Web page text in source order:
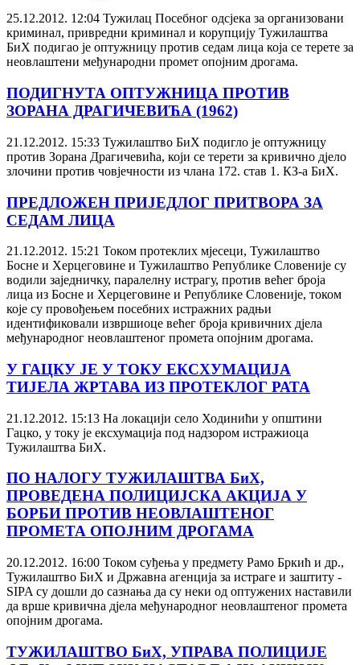
25.12.2012. 12:04 Тужилац Посебног одсјека за организовани
криминал, привредни криминал и корупцију Тужилаштва
БиХ подигао је оптужницу против седам лица која се терете за
неовлаштени међународни промет опојним дрогама.
ПОДИГНУТА ОПТУЖНИЦА ПРОТИВ
ЗОРАНА ДРАГИЧЕВИЋА (1962)
21.12.2012. 15:33 Тужилаштво БиХ подигло је оптужницу
против Зорана Драгичевића, који се терети за кривично дјело
злочини против човјечности из члана 172. став 1. КЗ-а БиХ.
ПРЕДЛОЖЕН ПРИЈЕДЛОГ ПРИТВОРА ЗА
СЕДАМ ЛИЦА
21.12.2012. 15:21 Током протеклих мјесеци, Тужилаштво
Босне и Херцеговине и Тужилаштво Републике Словеније су
водили заједничку, паралелну истрагу, против већег броја
лица из Босне и Херцеговине и Републике Словеније, током
које су провођењем посебних истражних радњи
идентификовали извршиоце већег броја кривичних дјела
међународног неовлаштеног промета опојним дрогама.
У ГАЦКУ ЈЕ У ТОКУ ЕКСХУМАЦИЈА
ТИЈЕЛА ЖРТАВА ИЗ ПРОТЕКЛОГ РАТА
21.12.2012. 15:13 На локацији село Ходинићи у општини
Гацко, у току је ексхумација под надзором истражиоца
Тужилаштва БиХ.
ПО НАЛОГУ ТУЖИЛАШТВА БиХ,
ПРОВЕДЕНА ПОЛИЦИЈСКА АКЦИЈА У
БОРБИ ПРОТИВ НЕОВЛАШТЕНОГ
ПРОМЕТА ОПОЈНИМ ДРОГАМА
20.12.2012. 16:00 Током суђења у предмету Рамо Бркић и др.,
Тужилаштво БиХ и Државна агенција за истраге и заштиту -
SIPA су дошли до сазнања да су неки од оптужених наставили
да врше кривична дјела међународног неовлаштеног промета
опојним дрогама.
ТУЖИЛАШТВО БиХ, УПРАВА ПОЛИЦИЈЕ